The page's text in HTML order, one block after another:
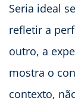
Seria ideal
refletir a
outro, a
mostra o
contexto,